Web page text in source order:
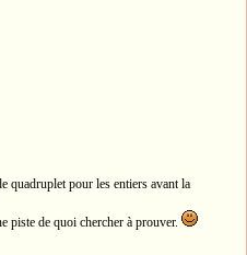
quadruplet pour les entiers avant la
piste de quoi chercher à prouver.